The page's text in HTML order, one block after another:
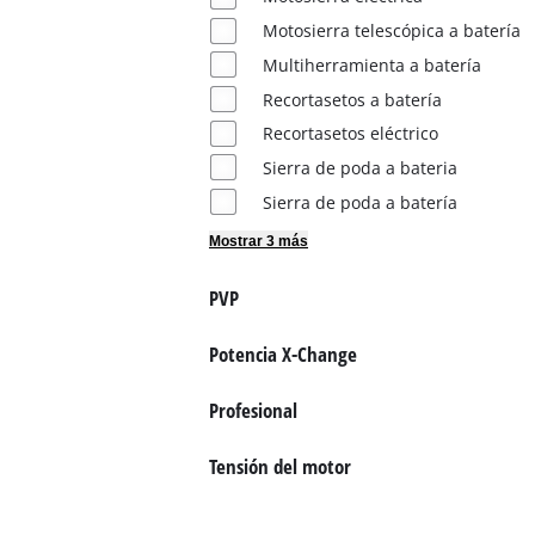
Motosierra telescópica a batería
Multiherramienta a batería
Recortasetos a batería
Recortasetos eléctrico
Sierra de poda a bateria
Sierra de poda a batería
Mostrar 3 más
PVP
Potencia X-Change
Profesional
Tensión del motor